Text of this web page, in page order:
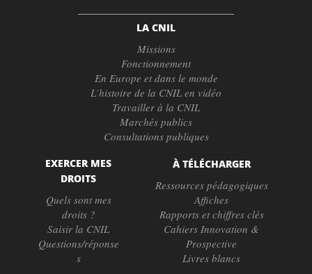
LA CNIL
Missions
Fonctionnement
En Europe et dans le monde
L’histoire de la CNIL en vidéo
Travailler à la CNIL
Marchés publics
Consultations publiques
EXERCER MES
DROITS
Quels sont mes
droits ?
Saisir la CNIL
Questions/réponse
s
À TÉLÉCHARGER
Ressources pédagogiques
Affiches
Rapports et chiffres clés
Cahiers Innovation &
Prospective
Livres blancs